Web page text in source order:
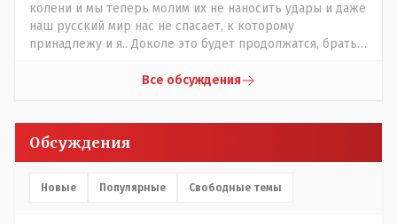
колени и мы теперь молим их не наносить удары и даже
наш русский мир нас не спасает, к которому
принадлежу и я.. Доколе это будет продолжатся, братья
Все обсуждения
Обсуждения
Новые Популярные Свободные темы